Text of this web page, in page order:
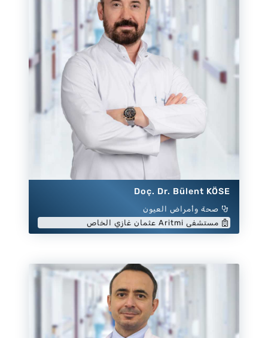
Doç. Dr. Bülent KÖSE
صحة وأمراض العيون
مستشفى Aritmi عثمان غازي الخاص